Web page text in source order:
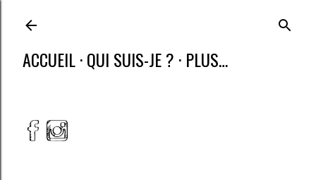
ACCUEIL QUI SUIS-JE ? PLUS…